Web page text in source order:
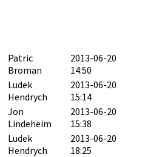
Patric
Broman
2013-06-20
14:50
Ludek
Hendrych
2013-06-20
15:14
Jon
Lindeheim
2013-06-20
15:38
Ludek
Hendrych
2013-06-20
18:25